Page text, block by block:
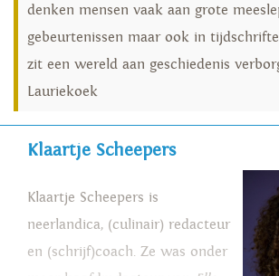
denken mensen vaak aan grote
gebeurtenissen maar ook in
zit een wereld aan geschiedenis
Lauriekoek
Klaartje Scheepers
Klaartje Scheepers is
neerlandica, (culinair) redacteur
en (schrijf)coach. Ze was onder